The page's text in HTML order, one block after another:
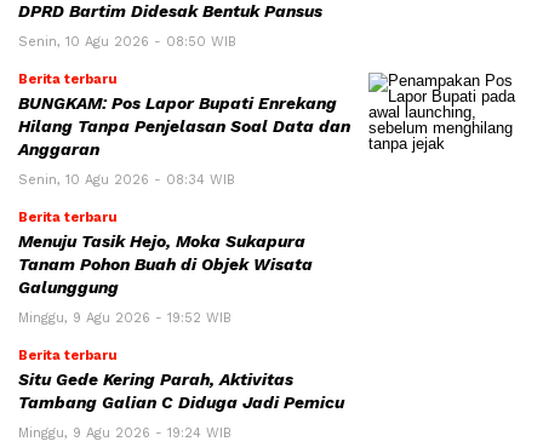
DPRD Bartim Didesak Bentuk Pansus
Senin, 10 Agu 2026 - 08:50 WIB
Berita terbaru
BUNGKAM: Pos Lapor Bupati Enrekang
Hilang Tanpa Penjelasan Soal Data dan
Anggaran
Senin, 10 Agu 2026 - 08:34 WIB
Berita terbaru
Menuju Tasik Hejo, Moka Sukapura
Tanam Pohon Buah di Objek Wisata
Galunggung
Minggu, 9 Agu 2026 - 19:52 WIB
Berita terbaru
Situ Gede Kering Parah, Aktivitas
Tambang Galian C Diduga Jadi Pemicu
Minggu, 9 Agu 2026 - 19:24 WIB